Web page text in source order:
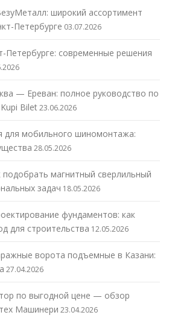
широкий ассортимент
Петербурге 03.07.2026
Петербурге: современные решения
— Ереван: полное руководство по
Bilet23.06.2026
для мобильного шиномонтажа:
28.05.2026
магнитный сверлильный
задач 18.05.2026
фундаментов: как
для строительства 12.05.2026
ворота подъемные в Казани:
27.04.2026
по выгодной цене — обзор
Машинери 23.04.2026